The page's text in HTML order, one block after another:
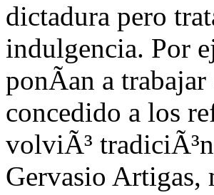
dictadura pero
indulgencia. Por
ponÃ­an a
concedido a los
volviÃ³
Gervasio Artigas,